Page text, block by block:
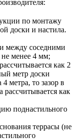
по монтажу
доски и настила.
между соседними
менее 4 мм;
как 2
метр доски
метра, то зазор в
рассчитывается как
поднастильного
террасы (не